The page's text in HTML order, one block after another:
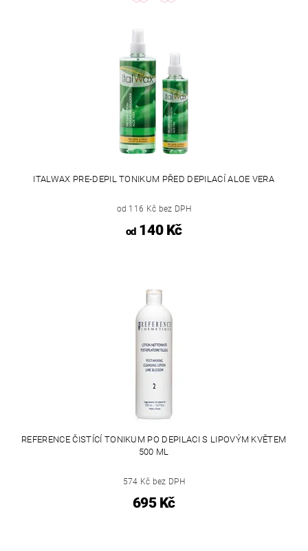
ITALWAX PRE-DEPIL TONIKUM PŘED DEPILACÍ ALOE VERA
od 116 Kč bez DPH
od140 Kč
REFERENCE ČISTÍCÍ TONIKUM PO DEPILACI S LIPOVÝM KVĚTEM
500 ML
574 Kč bez DPH
695 Kč